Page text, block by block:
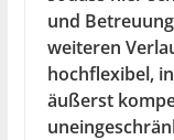
und
weiteren
hochflexibel,
äußerst